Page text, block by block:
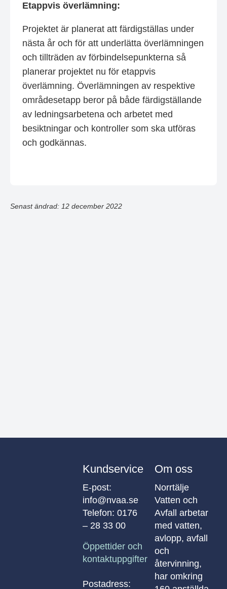
Etappvis överlämning:
Projektet är planerat att färdigställas under
nästa år och för att underlätta överlämningen
och tillträden av förbindelsepunkterna så
planerar projektet nu för etappvis
överlämning. Överlämningen av respektive
områdesetapp beror på både färdigställande
av ledningsarbetena och arbetet med
besiktningar och kontroller som ska utföras
och godkännas.
Senast ändrad: 12 december 2022
Kundservice
E-post:
info@nvaa.se
Telefon: 0176
– 28 33 00
Öppettider och
kontaktuppgifter
Postadress:
Om oss
Norrtälje
Vatten och
Avfall arbetar
med vatten,
avlopp, avfall
och
återvinning,
har omkring